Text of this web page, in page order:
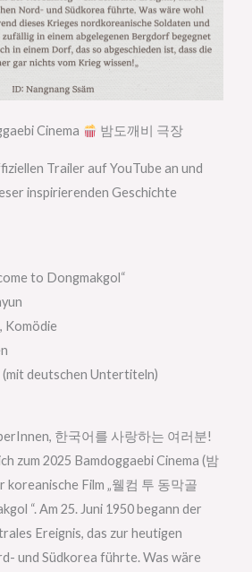
Cinema 밤도깨비 극장
Trailer auf YouTube an und
inspirierenden Geschichte
to Dongmakgol“
Komödie
deutschen Untertiteln)
한국어를 사랑하는 여러분!
zum 2025 Bamdoggaebi Cinema (밤
koreanische Film „웰컴 투 동막골
“. Am 25. Juni 1950 begann der
Ereignis, das zur heutigen
und Südkorea führte. Was wäre